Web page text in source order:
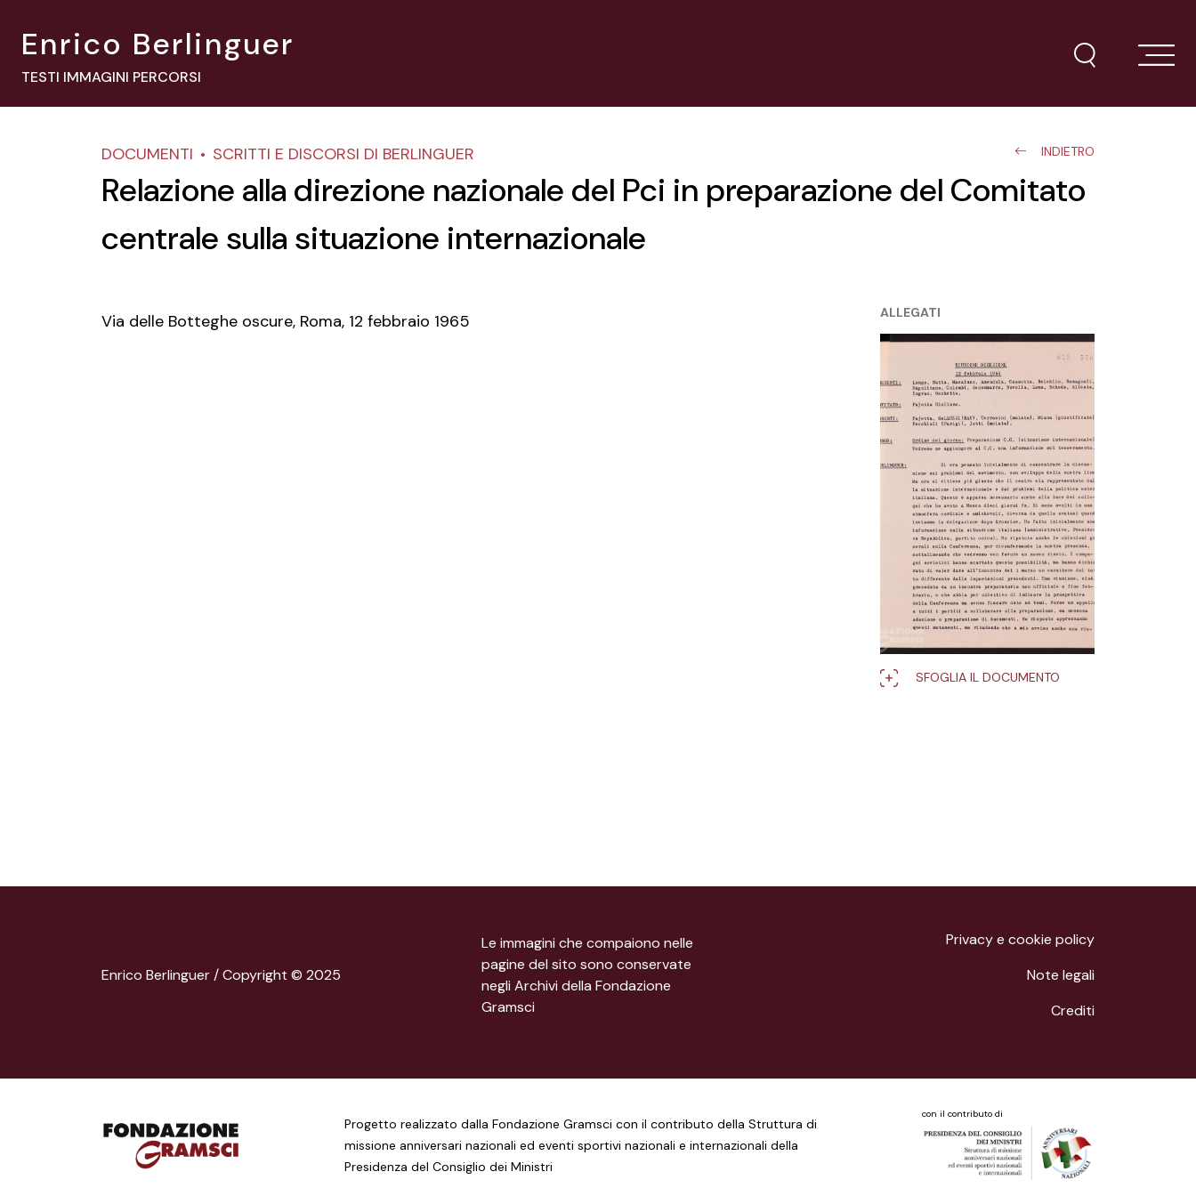
Enrico Berlinguer
TESTI IMMAGINI PERCORSI
DOCUMENTI SCRITTI E DISCORSI DI BERLINGUER INDIETRO
Relazione alla direzione nazionale del Pci in preparazione del Comitato
centrale sulla situazione internazionale
Via delle Botteghe oscure, Roma, 12 febbraio 1965 ALLEGATI
SFOGLIA IL DOCUMENTO
Enrico Berlinguer / Copyright © 2025
Le immagini che compaiono nelle
pagine del sito sono conservate
negli Archivi della Fondazione
Gramsci
Privacy e cookie policy
Note legali
Crediti
Progetto realizzato dalla Fondazione Gramsci con il contributo della Struttura di
missione anniversari nazionali ed eventi sportivi nazionali e internazionali della
Presidenza del Consiglio dei Ministri
con il contributo di